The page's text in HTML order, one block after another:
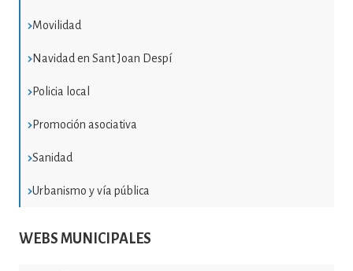
Movilidad
Navidad en Sant Joan Despí
Policia local
Promoción asociativa
Sanidad
Urbanismo y vía pública
WEBS MUNICIPALES